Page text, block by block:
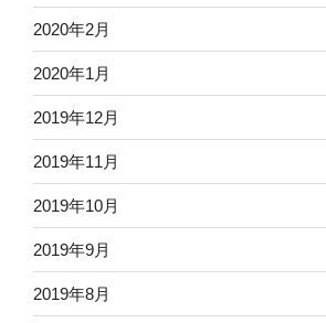
2020年2月
2020年1月
2019年12月
2019年11月
2019年10月
2019年9月
2019年8月